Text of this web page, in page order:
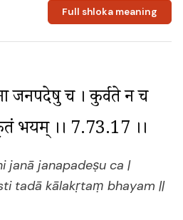
Full shloka meaning
जनपदेषु च । कुर्वते न च
भयम् ।। 7.73.17 ।।
janā janapadeṣu ca |
tadā kālakṛtaṃ bhayam ||